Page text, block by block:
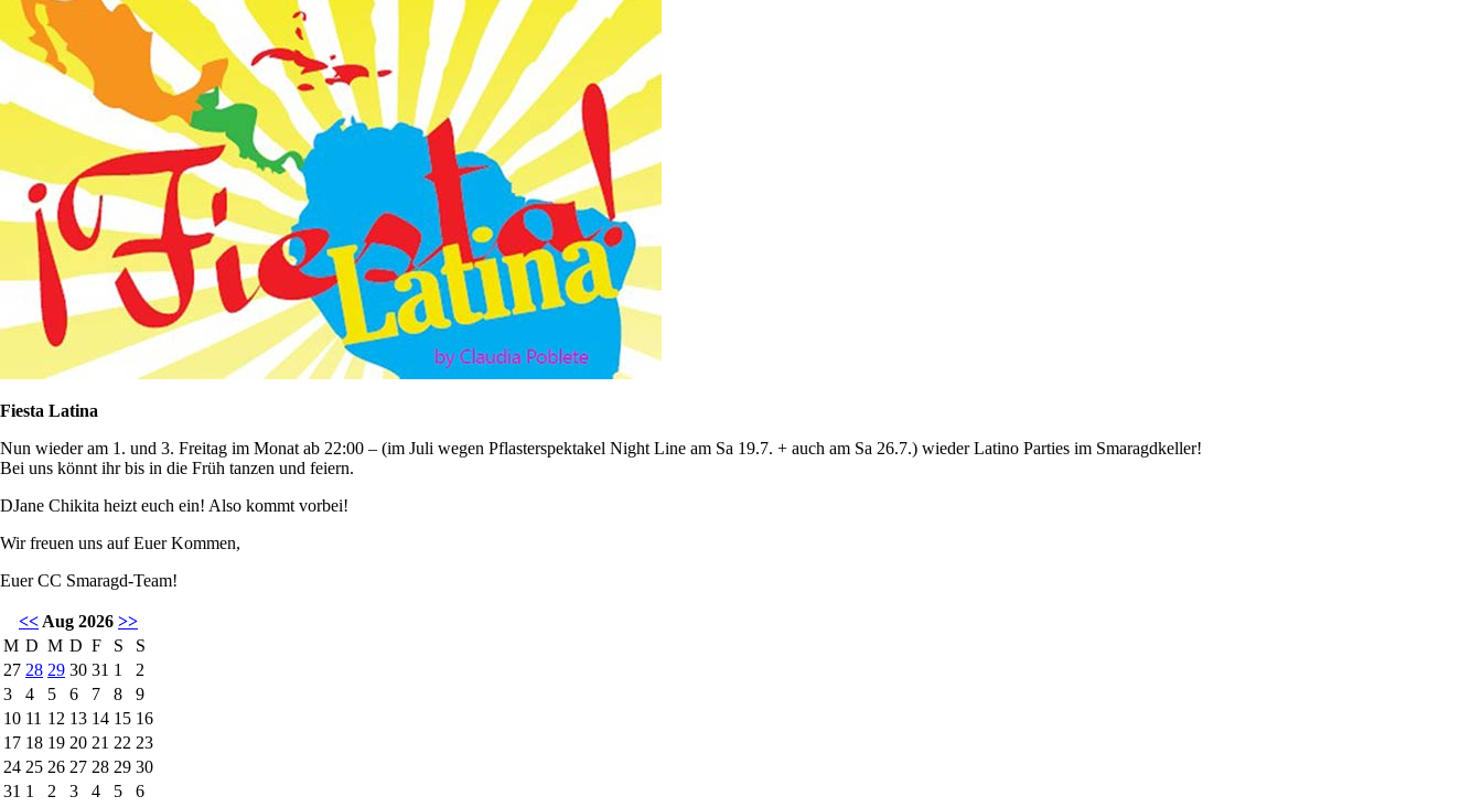
Fiesta Latina
Nun wieder am 1. und 3. Freitag im Monat ab 22:00 – (im Juli wegen Pflasterspektakel Night Line am Sa 19.7. + auch am Sa 26.7.) wieder Latino Parties im Smaragdkeller!
Bei uns könnt ihr bis in die Früh tanzen und feiern.
DJane Chikita heizt euch ein! Also kommt vorbei!
Wir freuen uns auf Euer Kommen,
Euer CC Smaragd-Team!
<< Aug 2026 >>
M D M D F S
S
27 28 29 30 31 1
2
3
4 5 6 7 8
9
10 11 12 13 14 15 16
17 18 19 20 21 22 23
24 25 26 27 28 29 30
31 1 2 3 4 5
6